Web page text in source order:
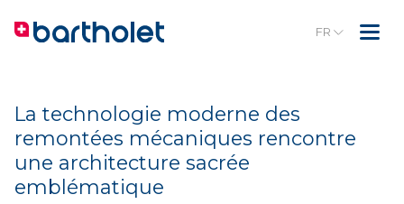
FR
La technologie moderne des
remontées mécaniques rencontre
une architecture sacrée
emblématique